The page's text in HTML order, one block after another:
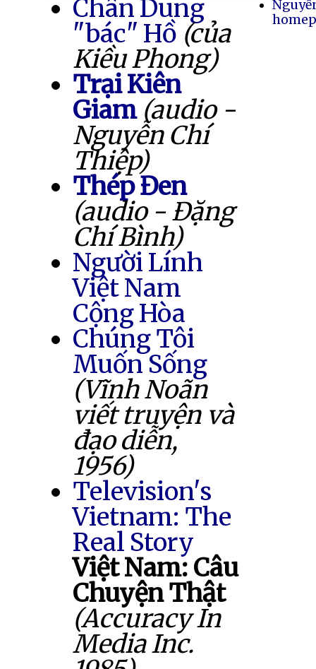
Chân Dung
"bác" Hồ (của
Kiều Phong)
Trại Kiên
Giam (audio -
Nguyễn Chí
Thiệp)
Thép Đen
(audio - Đặng
Chí Bình)
Người Lính
Việt Nam
Cộng Hòa
Chúng Tôi
Muốn Sống
(Vĩnh Noãn
viết truyện và
đạo diễn,
1956)
Television's
Vietnam: The
Real Story
Việt Nam: Câu
Chuyện Thật
(Accuracy In
Media Inc.